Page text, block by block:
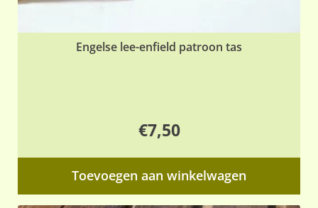
Engelse lee-enfield patroon tas
€7,50
Toevoegen aan winkelwagen